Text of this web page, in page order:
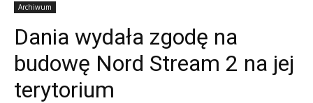
Archiwum
Dania wydała zgodę na
budowę Nord Stream 2 na jej
terytorium